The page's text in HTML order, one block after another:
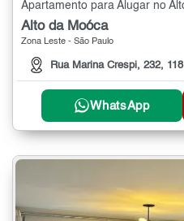
Alto da Moóca
Zona Leste - São Paulo
Rua Marina Crespi, 232, 118
WhatsApp